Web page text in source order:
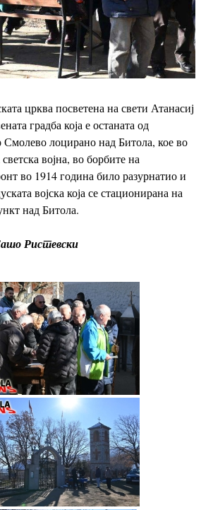
црква посветена на свети Атанасиј
градба која е останата од
Смолево лоцирано над Битола, кое во
војна, во борбите на
во 1914 година било разурнатио и
војска која се стационирана на
над Битола.
Ристевски